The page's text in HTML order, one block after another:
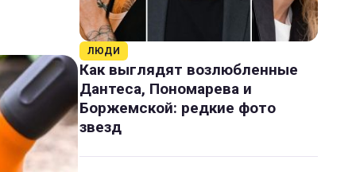
ЛЮДИ
Как выглядят возлюбленные
Дантеса, Пономарева и
Боржемской: редкие фото
звезд